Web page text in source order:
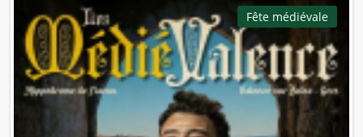
Fête médiévale